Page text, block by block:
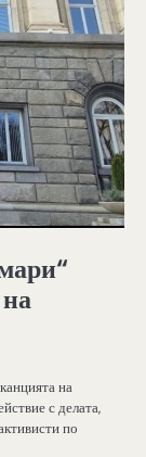
на
с делата,
по